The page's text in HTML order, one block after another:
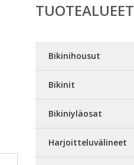
TUOTEALUEET
Bikinihousut
Bikinit
Bikiniyläosat
Harjoitteluvälineet